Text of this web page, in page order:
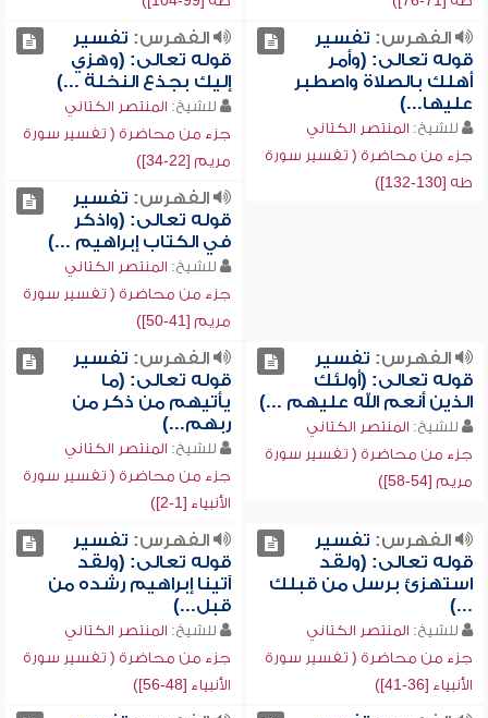
الفهرس: تفسير
قوله تعالى: (وأمر
أهلك بالصلاة واصطبر
عليها...)
للشيخ: المنتصر الكتاني
جزء من محاضرة ( تفسير سورة
طه [130-132])
الفهرس: تفسير
قوله تعالى: (وهزي
إليك بجذع النخلة ...)
للشيخ: المنتصر الكتاني
جزء من محاضرة ( تفسير سورة
مريم [22-34])
الفهرس: تفسير
قوله تعالى: (واذكر
في الكتاب إبراهيم ...)
للشيخ: المنتصر الكتاني
جزء من محاضرة ( تفسير سورة
مريم [41-50])
الفهرس: تفسير
قوله تعالى: (أولئك
الذين أنعم الله عليهم ...)
للشيخ: المنتصر الكتاني
جزء من محاضرة ( تفسير سورة
مريم [54-58])
الفهرس: تفسير
قوله تعالى: (ما
يأتيهم من ذكر من
ربهم...)
للشيخ: المنتصر الكتاني
جزء من محاضرة ( تفسير سورة
الأنبياء [1-2])
الفهرس: تفسير
قوله تعالى: (ولقد
استهزئ برسل من قبلك
...)
للشيخ: المنتصر الكتاني
جزء من محاضرة ( تفسير سورة
الأنبياء [36-41])
الفهرس: تفسير
قوله تعالى: (ولقد
آتينا إبراهيم رشده من
قبل...)
للشيخ: المنتصر الكتاني
جزء من محاضرة ( تفسير سورة
الأنبياء [48-56])